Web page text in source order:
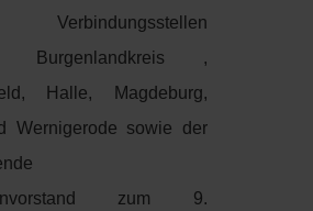
Burgenlandkreis ,
Halle, Magdeburg,
Wernigerode sowie der
zum 9.